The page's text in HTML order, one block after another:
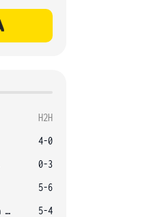
H2H
4-0
0-3
5-6
Alexandrova E.
5-4